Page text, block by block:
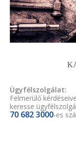
Ügyfélszolgálat:
Felmerülő
keresse
70 682 3000-es